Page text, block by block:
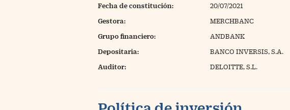
Fecha de constitución: 20/07/2021
Gestora: MERCHBANC
Grupo financiero: ANDBANK
Depositaria: BANCO INVERSIS, S.A.
Auditor: DELOITTE, S.L.